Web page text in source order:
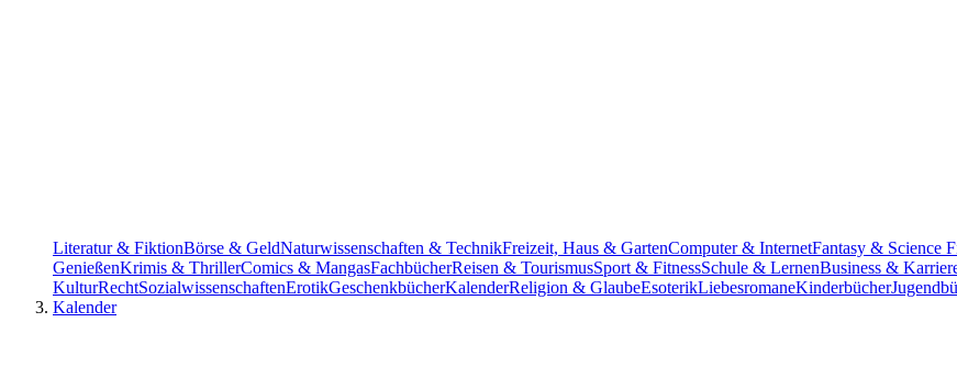
Literatur & FiktionBörse & GeldNaturwissenschaften & TechnikFreizeit, Haus & GartenComputer & InternetFantasy & Science
GenießenKrimis & ThrillerComics & MangasFachbücherReisen & TourismusSport & FitnessSchule & LernenBusiness &
KulturRechtSozialwissenschaftenErotikGeschenkbücherKalenderReligion & GlaubeEsoterikLiebesromaneKinderbücher
Kalender